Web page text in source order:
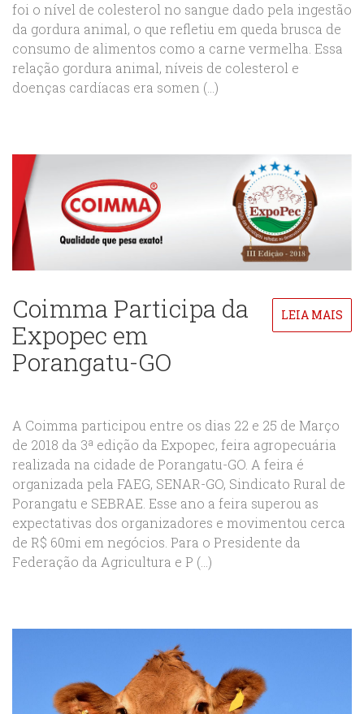
foi o nível de colesterol no sangue dado pela ingestão
da gordura animal, o que refletiu em queda brusca de
consumo de alimentos como a carne vermelha. Essa
relação gordura animal, níveis de colesterol e
doenças cardíacas era somen (...)
Coimma Participa da
Expopec em
Porangatu-GO
LEIA MAIS
A Coimma participou entre os dias 22 e 25 de Março
de 2018 da 3ª edição da Expopec, feira agropecuária
realizada na cidade de Porangatu-GO. A feira é
organizada pela FAEG, SENAR-GO, Sindicato Rural de
Porangatu e SEBRAE. Esse ano a feira superou as
expectativas dos organizadores e movimentou cerca
de R$ 60mi em negócios. Para o Presidente da
Federação da Agricultura e P (...)